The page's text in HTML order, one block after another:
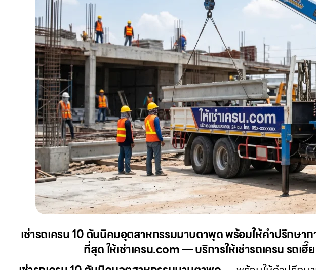
เช่ารถเครน 10 ตันนิคมอุตสาหกรรมมาบตาพุด พร้อมให้คำปรึกษา
ที่สุด ให้เช่าเครน.com — บริการให้เช่ารถเครน รถเ